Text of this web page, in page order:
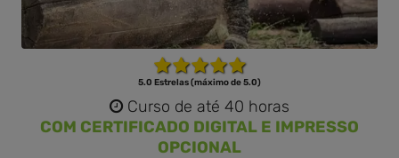
5.0 Estrelas (máximo de 5.0)
Curso de até 40 horas
COM CERTIFICADO DIGITAL E IMPRESSO
OPCIONAL